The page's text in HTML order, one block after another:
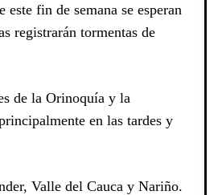
fin de semana se esperan
registrarán tormentas de
de la Orinoquía y la
en las tardes y
Valle del Cauca y Nariño.